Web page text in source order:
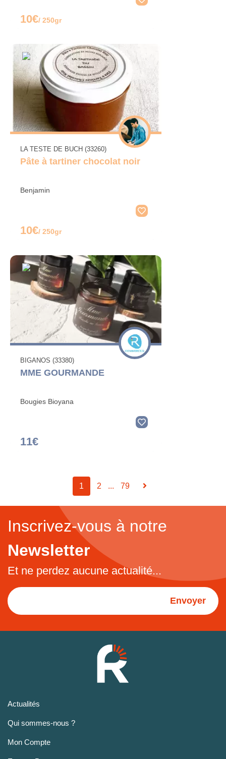
10€/ 250gr
LA TESTE DE BUCH (33260)
Pâte à tartiner chocolat noir
Benjamin
10€/ 250gr
BIGANOS (33380)
MME GOURMANDE
Bougies Bioyana
11€
1 2 ... 79
Inscrivez-vous à notre
Newsletter
Et ne perdez aucune actualité...
Envoyer
Actualités
Qui sommes-nous ?
Mon Compte